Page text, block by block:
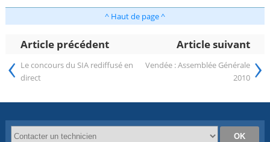
^ Haut de page ^
Article précédent Article suivant
‹ Le concours du SIA rediffusé en
direct
Vendée : Assemblée Générale
2010 ›